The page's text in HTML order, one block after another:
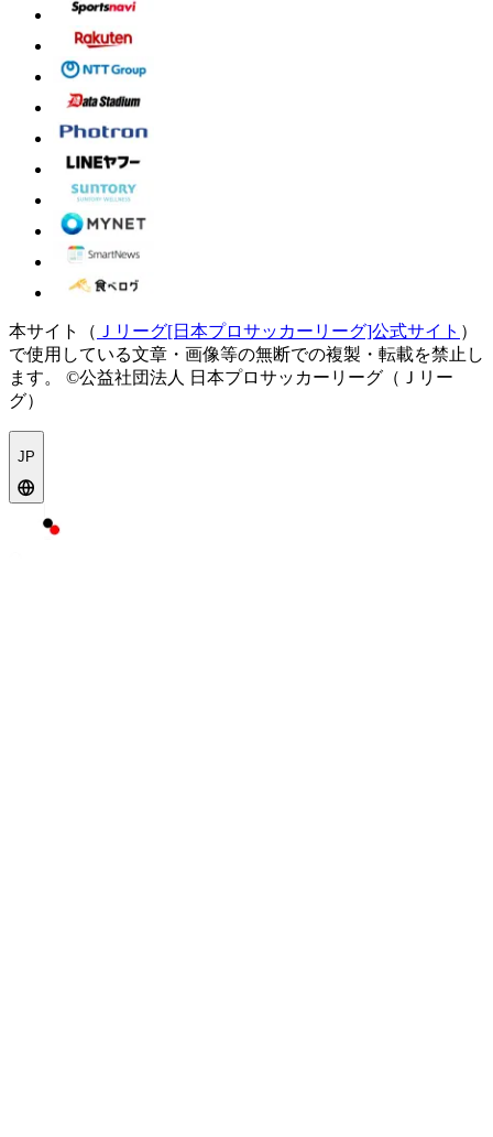
本サイト（ Ｊリーグ[日本プロサッカーリーグ]公式サイト ）
で使用している文章・画像等の無断での複製・転載を禁止し
ます。
©公益社団法人 日本プロサッカーリーグ（Ｊリー
グ）
JP